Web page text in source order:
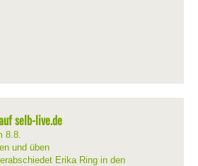
selb-live.de
8.8.
und üben
Erika Ring in den